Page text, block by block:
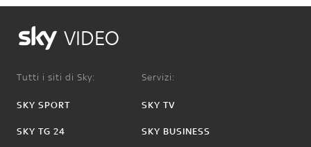
VIDEO
Tutti i siti di Sky:
SKY SPORT
SKY TG 24
Servizi:
SKY TV
SKY BUSINESS